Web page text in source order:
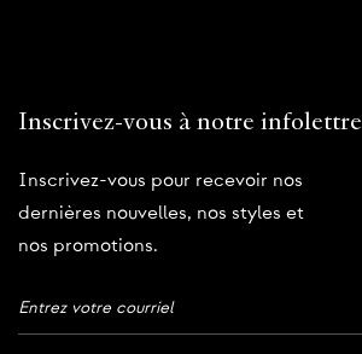
Inscrivez-vous à notre infolettre
Inscrivez-vous pour recevoir nos
dernières nouvelles, nos styles et
nos promotions.